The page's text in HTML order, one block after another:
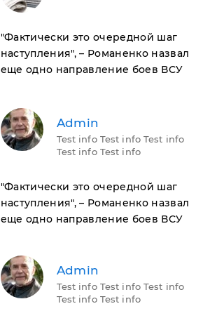
​"Фактически это очередной шаг
наступления", – Романенко назвал
еще одно направление боев ВСУ
Admin
Test info Test info Test info
Test info Test info
​"Фактически это очередной шаг
наступления", – Романенко назвал
еще одно направление боев ВСУ
Admin
Test info Test info Test info
Test info Test info